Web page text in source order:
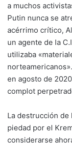
a muchos
Putin nunca se
acérrimo crítico,
un agente de la
utilizaba
en agosto de
complot
La destrucción
piedad por el
considerarse